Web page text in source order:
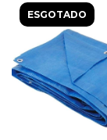
ESGOTADO